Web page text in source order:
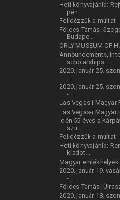
Heti könyvajánló:
pén...
Felidézzük a múltat -
Földes Tamás:
Budape...
ORLY MUSEUM OF
Announcements,
scholarships, ...
2020. január 25.
2020. január 25.
-...
Las Vegas-i Magyar
Las Vegas-i Magyar
Idén 55 éves a
szü...
Felidézzük a múltat
Heti könyvajánló:
kiadot...
Magyar
2020. január 19.
-...
Földes Tamás:
2020. január 18.